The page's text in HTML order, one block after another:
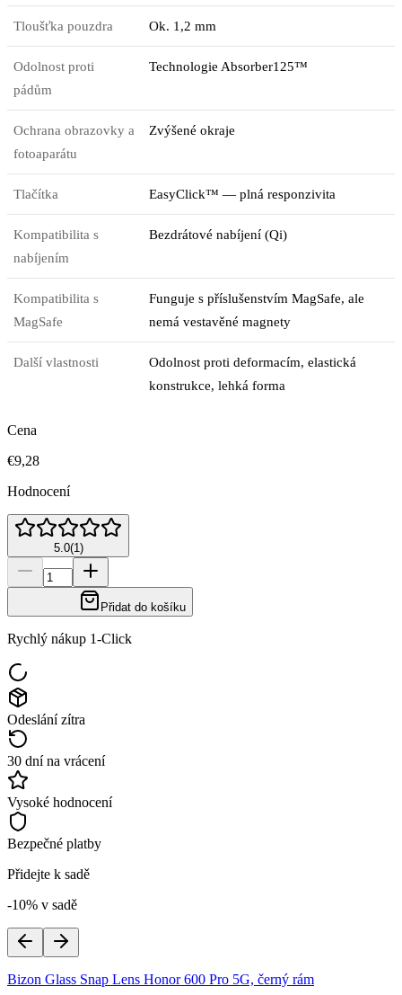
Tloušťka pouzdra Ok. 1,2 mm
Odolnost proti
pádům
Technologie Absorber125™
Ochrana obrazovky a
fotoaparátu
Zvýšené okraje
Tlačítka EasyClick™ — plná responzivita
Kompatibilita s
nabíjením
Bezdrátové nabíjení (Qi)
Kompatibilita s
MagSafe
Funguje s příslušenstvím MagSafe, ale
nemá vestavěné magnety
Další vlastnosti
Odolnost proti deformacím, elastická
konstrukce, lehká forma
Cena
€9,28
Hodnocení
5.0(1)
Přidat do košíku
Rychlý nákup 1-Click
Odeslání zítra
30 dní na vrácení
Vysoké hodnocení
Bezpečné platby
Přidejte k sadě
-10% v sadě
Bizon Glass Snap Lens Honor 600 Pro 5G, černý rám